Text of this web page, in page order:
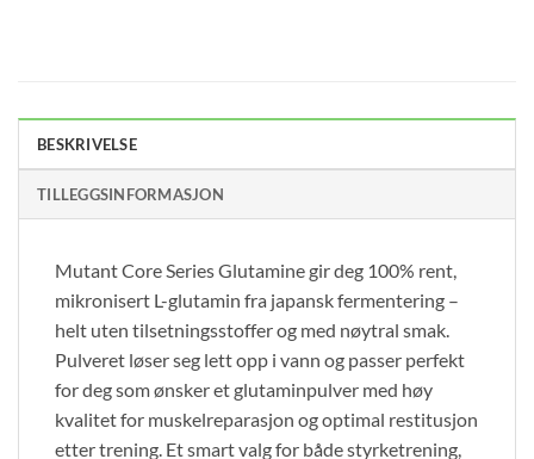
BESKRIVELSE
TILLEGGSINFORMASJON
Mutant Core Series Glutamine gir deg 100% rent,
mikronisert L-glutamin fra japansk fermentering –
helt uten tilsetningsstoffer og med nøytral smak.
Pulveret løser seg lett opp i vann og passer perfekt
for deg som ønsker et glutaminpulver med høy
kvalitet for muskelreparasjon og optimal restitusjon
etter trening. Et smart valg for både styrketrening,